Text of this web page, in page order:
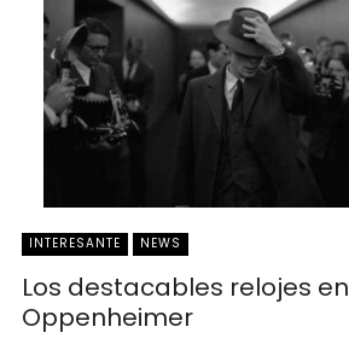
INTERESANTE NEWS
Los destacables relojes en
Oppenheimer